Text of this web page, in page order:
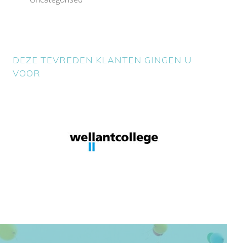
DEZE TEVREDEN KLANTEN GINGEN U
VOOR